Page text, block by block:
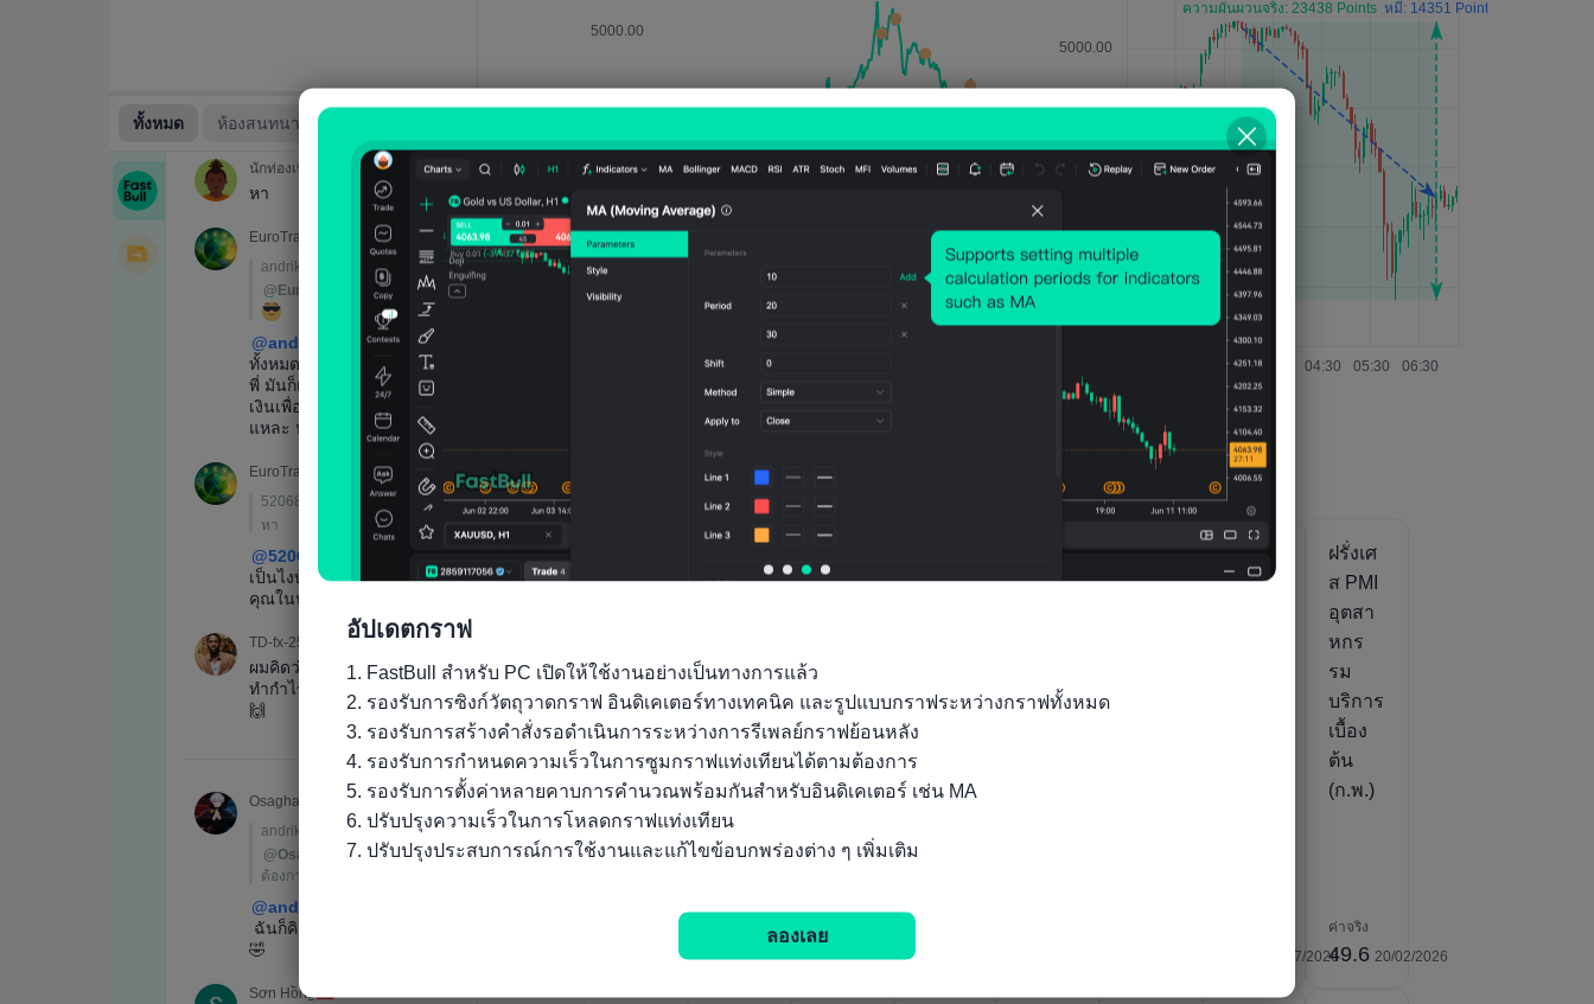
ตัวชี้วัดที่เกี่ยวข้อง
ส ดัชนี
นัก
ธุรกิจ
BoF
(ม.ค.)
10/02/2022
ส PMI
รม
บริการ
สุดท้า
ย(SA)
(ก.ค.)
49.6 05/08/2026
ส PMI
รม
บริการ
เบื้อง
ต้น
(SA)
ค่าจริง
49.8 24/07/2026
ส PMI
ก่อสร้า
ง IHS
Markit
(SA)
ฝรั่งเศ
ส PMI
ผลิต
ฝรั่งเศ
ส ดัชนี
ฝรั่งเศ
ส
23/07/2026
ฝรั่งเศ
ส PMI
อุตสา
หกร
รม
บริการ
เบื้อง
ต้น
(ก.พ.)
ค่าจริง
49.6 20/02/2026
อัปเดตกราฟ
1. FastBull สำหรับ PC เปิดให้ใช้งานอย่างเป็นทางการแล้ว
2. รองรับการซิงก์วัตถุวาดกราฟ อินดิเคเตอร์ทางเทคนิค และรูปแบบกราฟระหว่างกราฟทั้งหมด
3. รองรับการสร้างคำสั่งรอดำเนินการระหว่างการรีเพลย์กราฟย้อนหลัง
4. รองรับการกำหนดความเร็วในการซูมกราฟแท่งเทียนได้ตามต้องการ
5. รองรับการตั้งค่าหลายคาบการคำนวณพร้อมกันสำหรับอินดิเคเตอร์ เช่น MA
6. ปรับปรุงความเร็วในการโหลดกราฟแท่งเทียน
7. ปรับปรุงประสบการณ์การใช้งานและแก้ไขข้อบกพร่องต่าง ๆ เพิ่มเติม
ลองเลย